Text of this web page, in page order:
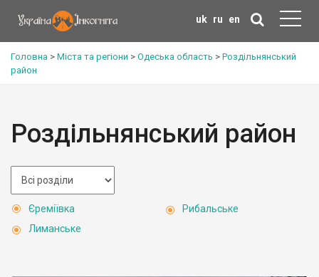
uk ru en
Головна > Міста та регіони > Одеська область > Роздільнянський
район
Роздільнянський район
Єреміївка
Лиманське
Рибальське